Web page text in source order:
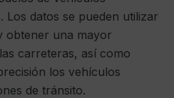
datos se pueden utilizar
obtener una mayor
carreteras, así como
los vehículos
de tránsito.